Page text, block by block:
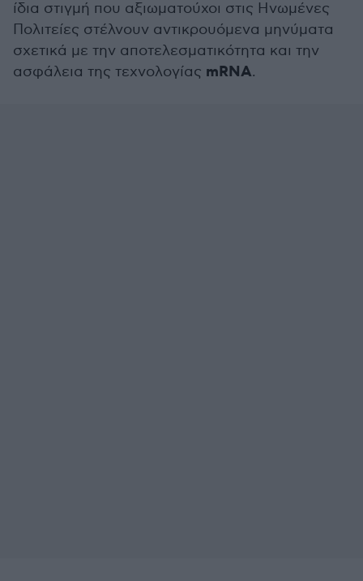
ίδια στιγμή που αξιωματούχοι στις Ηνωμένες
Πολιτείες στέλνουν αντικρουόμενα μηνύματα
σχετικά με την αποτελεσματικότητα και την
ασφάλεια της τεχνολογίας mRNA.